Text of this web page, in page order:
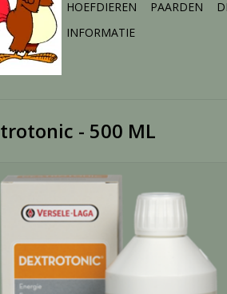
HOEFDIEREN
PAARDEN
INFORMATIE
- 500 ML